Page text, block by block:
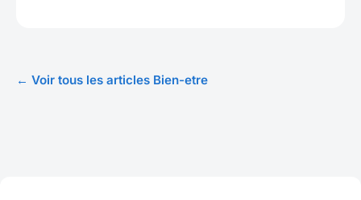
← Voir tous les articles Bien-etre